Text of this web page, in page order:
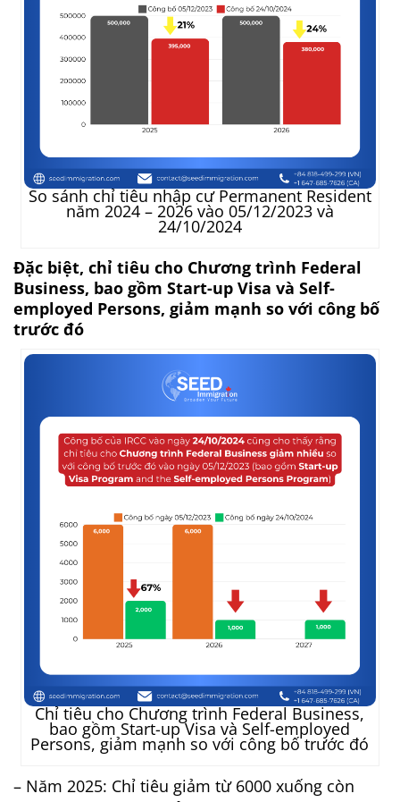
So sánh chỉ tiêu nhập cư Permanent Resident
năm 2024 – 2026 vào 05/12/2023 và
24/10/2024
Đặc biệt, chỉ tiêu cho Chương trình Federal
Business, bao gồm Start-up Visa và Self-
employed Persons, giảm mạnh so với công bố
trước đó
Chỉ tiêu cho Chương trình Federal Business,
bao gồm Start-up Visa và Self-employed
Persons, giảm mạnh so với công bố trước đó
– Năm 2025: Chỉ tiêu giảm từ 6000 xuống còn